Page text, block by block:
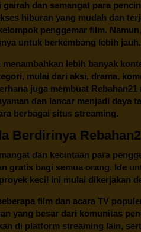
gairah dan semangat para
hiburan yang mudah dan
penggemar film.
untuk berkembang lebih jauh.
lebih banyak
mulai dari aksi, drama,
juga membuatRebahan21
dan lancar menjadi daya
berbagai situs streaming.
Berdirinya
dan kecintaan para
gratis bagi semua orang. Ide
kecil ini mulai dikerjakan
film dan acara TV
yang besar dari komunitas
di platform streaming lain,